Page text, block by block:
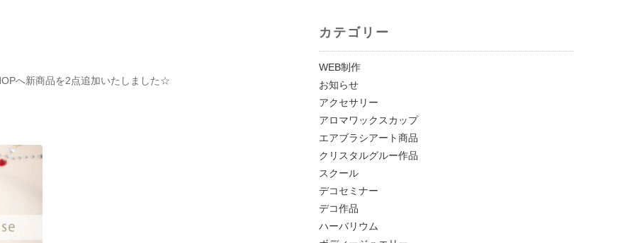
へ新商品を2点追加いたしました☆
カテゴリー
WEB制作
お知らせ
アクセサリー
アロマワックスカップ
エアブラシアート商品
クリスタルグルー作品
スクール
デコセミナー
デコ作品
ハーバリウム